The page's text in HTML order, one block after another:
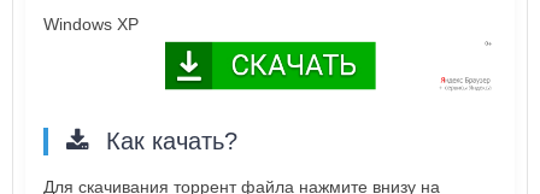
Windows XP
Как качать?
Для скачивания торрент файла нажмите внизу на